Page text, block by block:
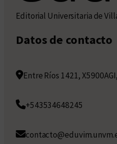
Editorial Universitaria de
Datos de contacto
Entre Ríos 1421,
+543534648245